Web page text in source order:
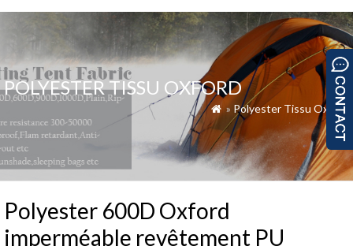
POLYESTER TISSU OXFORD
 » Polyester Tissu Oxford
Polyester 600D Oxford
imperméable revêtement PU